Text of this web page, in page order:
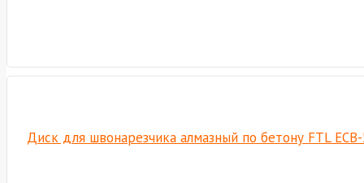
Диск для швонарезчика алмазный по бетону FTL